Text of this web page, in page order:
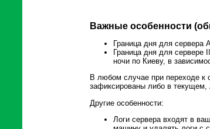
Важные особенности
Граница дня для
Граница дня для сервере
ночи по Киеву, в
В любом случае при переходе к
зафиксированы либо в
Другие особенности:
Логи сервера входят в